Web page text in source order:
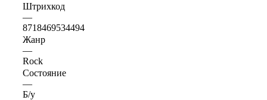
Штрихкод
—
8718469534494
Жанр
—
Rock
Состояние
—
Б/у